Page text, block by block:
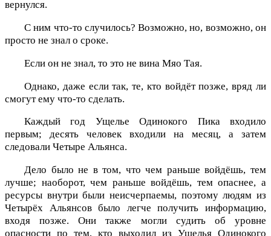
вернулся.
С ним что-то случилось? Возможно, но, возможно, он
просто не знал о сроке.
Если он не знал, то это не вина Мяо Тая.
Однако, даже если так, те, кто войдёт позже, вряд ли
смогут ему что-то сделать.
Каждый год Ущелье Одинокого Пика входило
первым; десять человек входили на месяц, а затем
следовали Четыре Альянса.
Дело было не в том, что чем раньше войдёшь, тем
лучше; наоборот, чем раньше войдёшь, тем опаснее, а
ресурсы внутри были неисчерпаемы, поэтому людям из
Четырёх Альянсов было легче получить информацию,
входя позже. Они также могли судить об уровне
опасности по тем, кто выходил из Ущелья Одинокого